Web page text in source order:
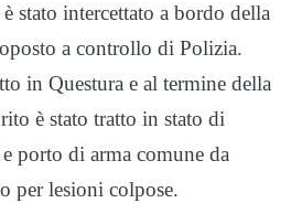
stato intercettato a bordo della
a controllo di Polizia.
in Questura e al termine della
è stato tratto in stato di
porto di arma comune da
per lesioni colpose.